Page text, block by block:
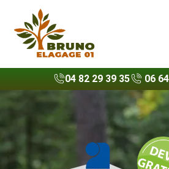
04 82 29 39 35 06